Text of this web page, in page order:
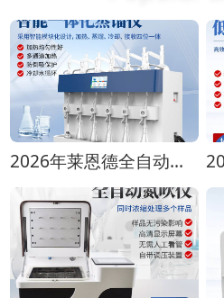
2026年莱恩德全自动蒸馏仪全型号对比选购指南